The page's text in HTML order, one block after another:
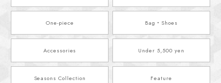
One-piece Bag・Shoes
Accessories Under 5,500 yen
Seasons Collection Feature